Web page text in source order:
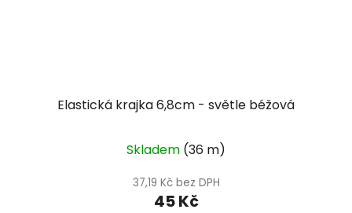
Elastická krajka 6,8cm - světle béžová
Skladem (36 m)
37,19 Kč bez DPH
45 Kč